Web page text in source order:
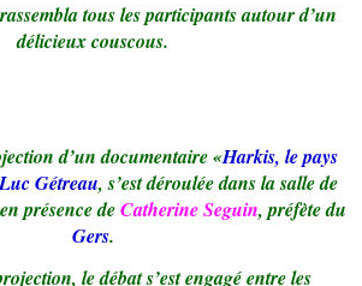
tous les participants autour d’un
délicieux couscous.
d’un documentaire «Harkis, le pays
Luc Gétreau, s’est déroulée dans la salle de
présence deCatherine Seguin, préfète du
Gers.
le débat s’est engagé entre les